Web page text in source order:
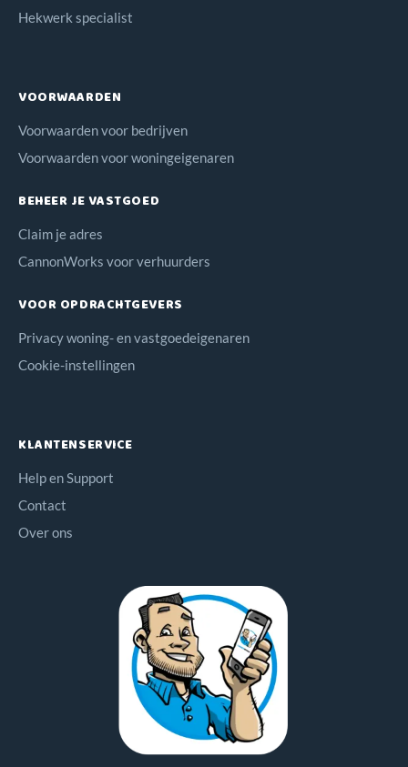
Hekwerk specialist
VOORWAARDEN
Voorwaarden voor bedrijven
Voorwaarden voor woningeigenaren
BEHEER JE VASTGOED
Claim je adres
CannonWorks voor verhuurders
VOOR OPDRACHTGEVERS
Privacy woning- en vastgoedeigenaren
Cookie-instellingen
KLANTENSERVICE
Help en Support
Contact
Over ons